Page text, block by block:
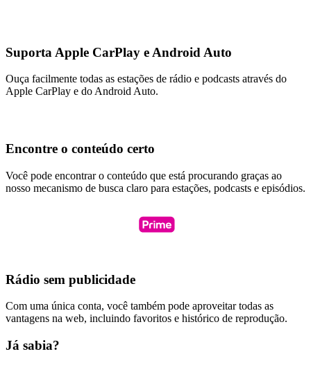
Suporta Apple CarPlay e Android Auto
Ouça facilmente todas as estações de rádio e podcasts através do
Apple CarPlay e do Android Auto.
Encontre o conteúdo certo
Você pode encontrar o conteúdo que está procurando graças ao
nosso mecanismo de busca claro para estações, podcasts e episódios.
Rádio sem publicidade
Com uma única conta, você também pode aproveitar todas as
vantagens na web, incluindo favoritos e histórico de reprodução.
Já sabia?